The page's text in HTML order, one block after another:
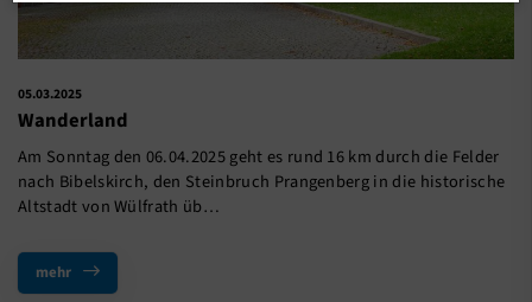
05.03.2025
Wanderland
Am Sonntag den 06.04.2025 geht es rund 16 km durch die Felder
nach Bibelskirch, den Steinbruch Prangenberg in die historische
Altstadt von Wülfrath üb…
mehr